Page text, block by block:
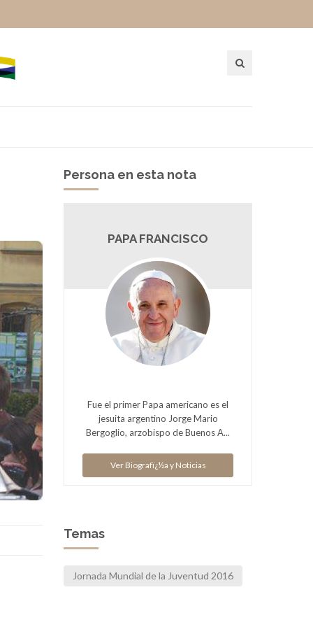
Persona en esta nota
PAPA FRANCISCO
Fue el primer Papa americano es el
jesuita argentino Jorge Mario
Bergoglio, arzobispo de Buenos A...
Ver Biografï¿½a y Noticias
Temas
Jornada Mundial de la Juventud 2016